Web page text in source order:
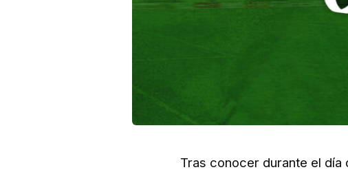
Tras conocer durante el